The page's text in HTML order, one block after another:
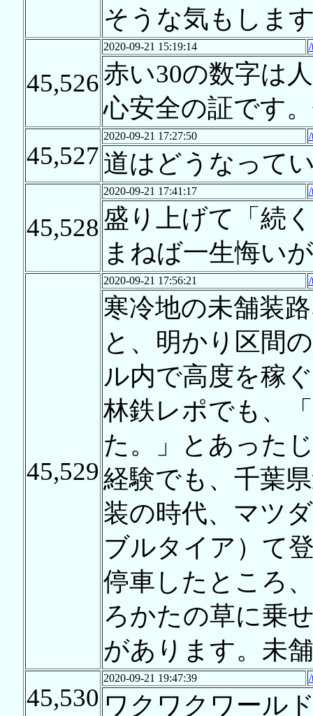
そうな気もしま
45,526
2020-09-21 15:19:14
赤い30の数字は
心安全の証です
45,527
2020-09-21 17:27:50
道はどうなって
45,528
2020-09-21 17:41:17
盛り上げて「続
まねば一生悔い
45,529
2020-09-21 17:56:21
寒冷地の未舗装
と、明かり区間
ル内で高度を稼
林鉄レポでも、
た。」とあった
経験でも、千葉
装の時代、マツ
ブルタイア）て
停車したところ
ろかたの草に乗
があります。未
45,530
2020-09-21 19:47:39
ワクワクワール